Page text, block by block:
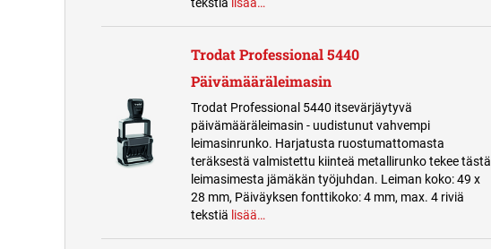
Trodat Professional 5440
Päivämääräleimasin
Trodat Professional 5440 itsevärjäytyvä
päivämääräleimasin - uudistunut vahvempi
leimasinrunko. Harjatusta ruostumattomasta
teräksestä valmistettu kiinteä metallirunko tekee tästä
leimasimesta jämäkän työjuhdan. Leiman koko: 49 x
28 mm, Päiväyksen fonttikoko: 4 mm, max. 4 riviä
tekstiä lisää…